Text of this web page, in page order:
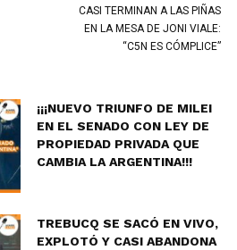
CASI TERMINAN A LAS PIÑAS
EN LA MESA DE JONI VIALE:
“C5N ES CÓMPLICE”
¡¡¡NUEVO TRIUNFO DE MILEI
EN EL SENADO CON LEY DE
PROPIEDAD PRIVADA QUE
CAMBIA LA ARGENTINA!!!
TREBUCQ SE SACÓ EN VIVO,
EXPLOTÓ Y CASI ABANDONA